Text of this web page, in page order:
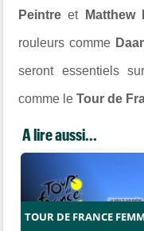
Peintre et Matthew
rouleurs comme
seront essentiels
comme le Tour de
A lire aussi...
TOUR DE FRANCE